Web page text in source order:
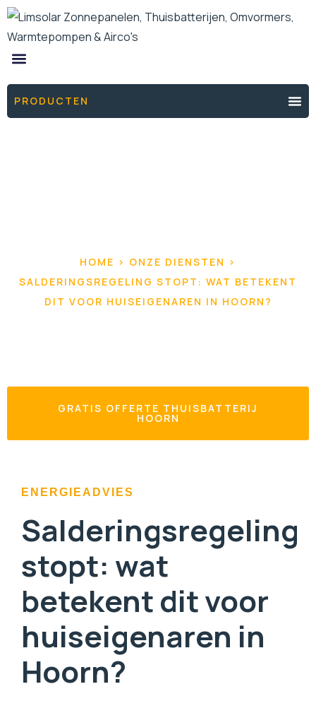
PRODUCTEN
HOME > ONZE DIENSTEN >
SALDERINGSREGELING STOPT: WAT BETEKENT
DIT VOOR HUISEIGENAREN IN HOORN?
GRATIS OFFERTE THUISBATTERIJ
HOORN
ENERGIEADVIES
Salderingsregeling
stopt: wat
betekent dit voor
huiseigenaren in
Hoorn?